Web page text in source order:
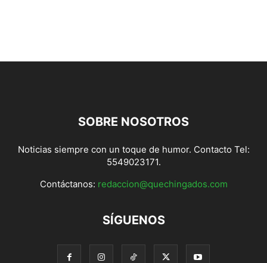
SOBRE NOSOTROS
Noticias siempre con un toque de humor. Contacto Tel:
5549023171.
Contáctanos: redaccion@quechingados.com
SÍGUENOS